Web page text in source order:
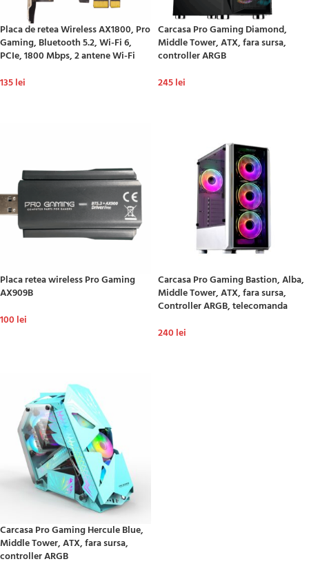
Placa de retea Wireless AX1800, Pro
Gaming, Bluetooth 5.2, Wi-Fi 6,
PCIe, 1800 Mbps, 2 antene Wi-Fi
135lei
Carcasa Pro Gaming Diamond,
Middle Tower, ATX, fara sursa,
controller ARGB
245lei
Placa retea wireless Pro Gaming
AX909B
100 lei
Carcasa Pro Gaming Bastion, Alba,
Middle Tower, ATX, fara sursa,
Controller ARGB, telecomanda
240 lei
Carcasa Pro Gaming Hercule Blue,
Middle Tower, ATX, fara sursa,
controller ARGB